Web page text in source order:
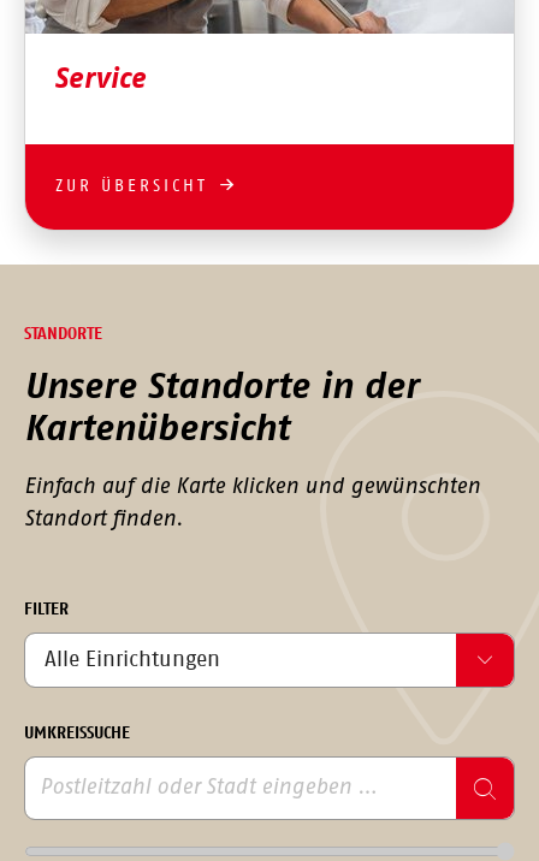
Service
ZUR ÜBERSICHT
STANDORTE
Unsere Standorte in der
Kartenübersicht
Einfach auf die Karte klicken und gewünschten
Standort finden.
FILTER
UMKREISSUCHE